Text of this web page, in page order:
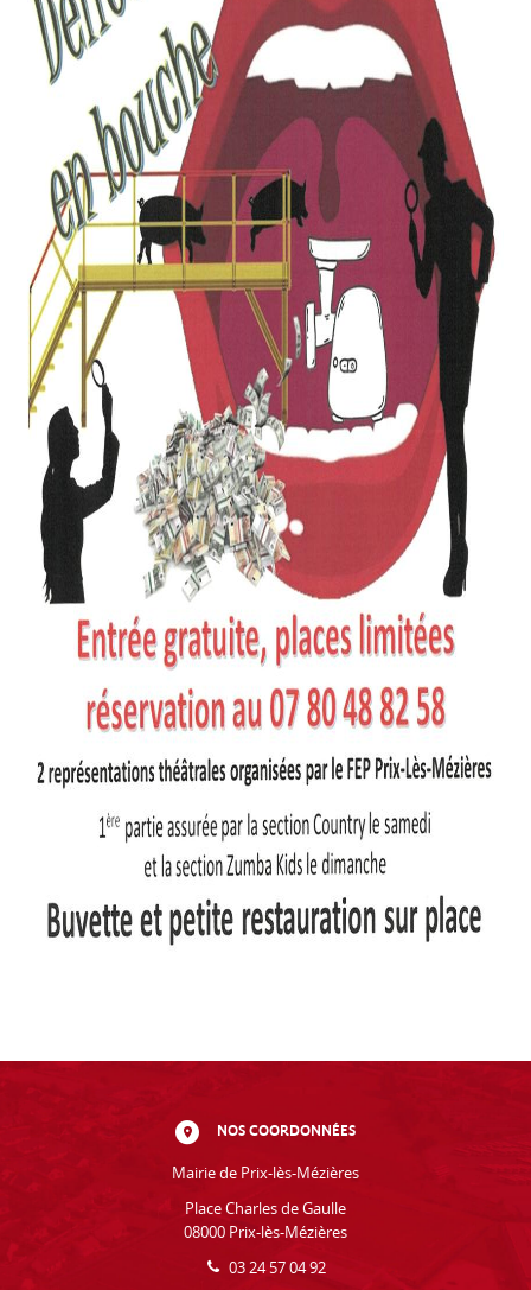
NOS COORDONNÉES
Mairie de Prix-lès-Mézières
Place Charles de Gaulle
08000 Prix-lès-Mézières
03 24 57 04 92